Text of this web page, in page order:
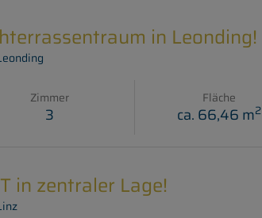
in Leonding!
Zimmer
3
Fläche
ca. 66,46 m2
in zentraler Lage!